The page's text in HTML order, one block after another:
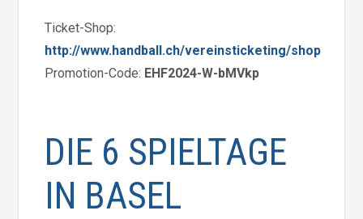
Ticket-Shop:
http://www.handball.ch/vereinsticketing/shop
Promotion-Code: EHF2024-W-bMVkp
DIE 6 SPIELTAGE
IN BASEL